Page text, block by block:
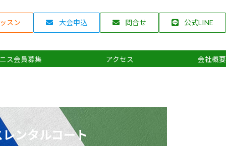
スン 大会申込 問合せ 公式LINE
ス会員募集 アクセス 会社概要
ンタルコート